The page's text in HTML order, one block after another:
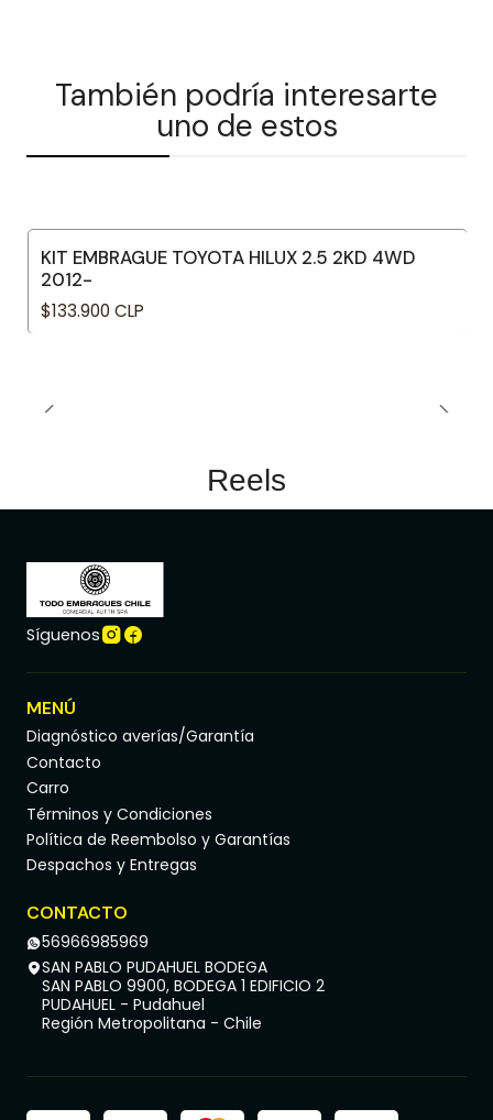
También podría interesarte
uno de estos
KIT EMBRAGUE TOYOTA HILUX 2.5 2KD 4WD
2012-
$133.900 CLP
Reels
Síguenos
MENÚ
Diagnóstico averías/Garantía
Contacto
Carro
Términos y Condiciones
Política de Reembolso y Garantías
Despachos y Entregas
CONTACTO
56966985969
SAN PABLO PUDAHUEL BODEGA
SAN PABLO 9900, BODEGA 1 EDIFICIO 2
PUDAHUEL - Pudahuel
Región Metropolitana - Chile